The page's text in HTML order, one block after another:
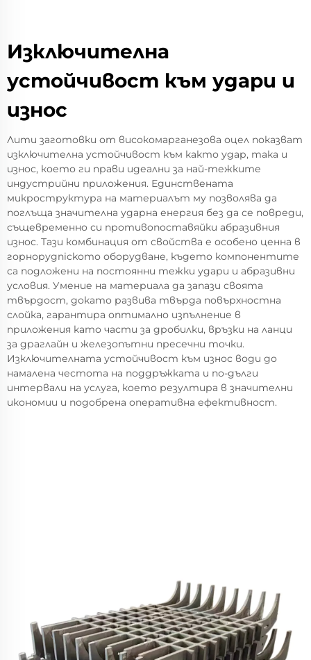
Изключителна
устойчивост към удари и
износ
Лити заготовки от високомарганезова оцел показват
изключителна устойчивост към както удар, така и
износ, което ги прави идеални за най-тежките
индустрийни приложения. Единствената
микроструктура на материалът му позволява да
поглъща значителна ударна енергия без да се повреди,
същевременно си противопоставяйки абразивния
износ. Тази комбинация от свойства е особено ценна в
горнорудnickото оборудване, където компонентите
са подложени на постоянни тежки удари и абразивни
условия. Умение на материала да запази своята
твърдост, докато развива твърда повърхностна
слойка, гарантира оптимално изпълнение в
приложения като части за дробилки, връзки на ланци
за драглайн и железопътни пресечни точки.
Изключителната устойчивост към износ води до
намалена честота на поддръжката и по-дълги
интервали на услуга, което резултира в значителни
икономии и подобрена оперативна ефективност.